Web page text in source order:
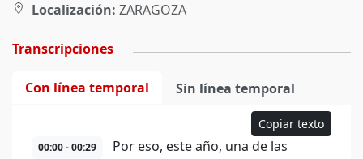
Localización: ZARAGOZA
Transcripciones
Con línea temporal Sin línea temporal
Copiar texto
00:00 - 00:29
Por eso, este año, una de las